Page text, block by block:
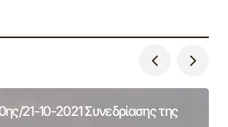
21-10-2021 Συνεδρίασης της